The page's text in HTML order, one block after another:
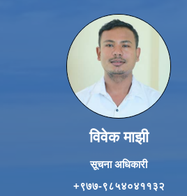
विवेक माझी
सूचना अधिकारी
+९७७-९८५४०४११३२